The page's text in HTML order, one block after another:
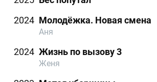
2024 Молодёжка. Новая смена
Аня
2024 Жизнь по вызову 3
Женя